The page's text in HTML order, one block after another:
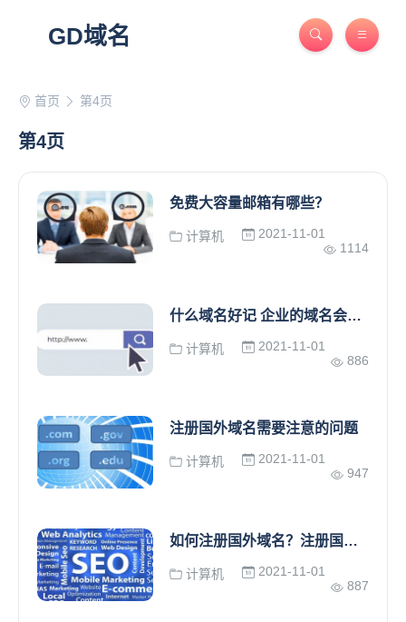
GD域名
首页 第4页
第4页
免费大容量邮箱有哪些？
计算机
2021-11-01
1114
什么域名好记 企业的域名会影响到客户
计算机
2021-11-01
886
注册国外域名需要注意的问题
计算机
2021-11-01
947
如何注册国外域名？注册国外域名注意事项
计算机
2021-11-01
887